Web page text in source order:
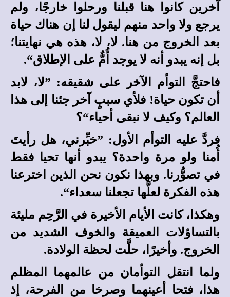
آخرين كانوا هنا قبلنا ورحلوا خارجًا، ولم
يرجع ولا واحد منهم ليقول لنا إن هناك حياة
بعد الخروج من هنا. لا، لا، هذه هي نهايتنا؛
بل إنه يبدو أنه لا يوجد أُمٌّ على الإطلاق“.
فاحتجَّ التوأم الآخر على شقيقه: ”لا، لابد
أن تكون حياة! فلأي سببٍ آخر جئنا إلى هذا
العالم؟ وكيف لا نبقى أحياء“؟
فردَّ عليه التوأم الأول: ”خبِّرني، هل رأيتَ
أُمنا ولو مرة واحدة؟ يبدو أنها تحيا فقط
في تصوُّرنا. وبهذا نكون نحن الذين اخترعنا
هذه الفكرة لعلَّها تجعلنا سعداء“.
وهكذا، كانت الأيام الأخيرة في الرَّحِم مليئة
بالتساؤلات العميقة والخوف الشديد من
الخروج. وأخيرًا، حلَّت لحظة الولادة.
ولما انتقل التوأمان من عالمهما المظلم
هذا، فتحا أعينهما وصرخا من الفرحة، إذ